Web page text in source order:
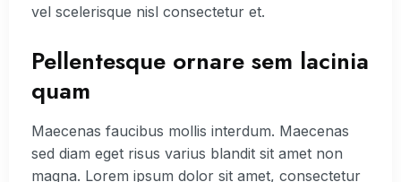
vel scelerisque nisl consectetur et.
Pellentesque ornare sem lacinia
quam
Maecenas faucibus mollis interdum. Maecenas
sed diam eget risus varius blandit sit amet non
magna. Lorem ipsum dolor sit amet, consectetur